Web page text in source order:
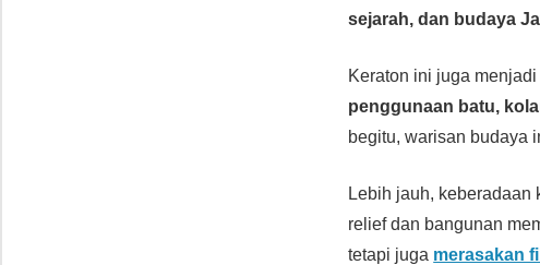
sejarah, dan budaya
Keraton ini juga
penggunaan batu,
begitu, warisan budaya
Lebih jauh, keberadaan
relief dan bangunan
tetapi juga merasakan